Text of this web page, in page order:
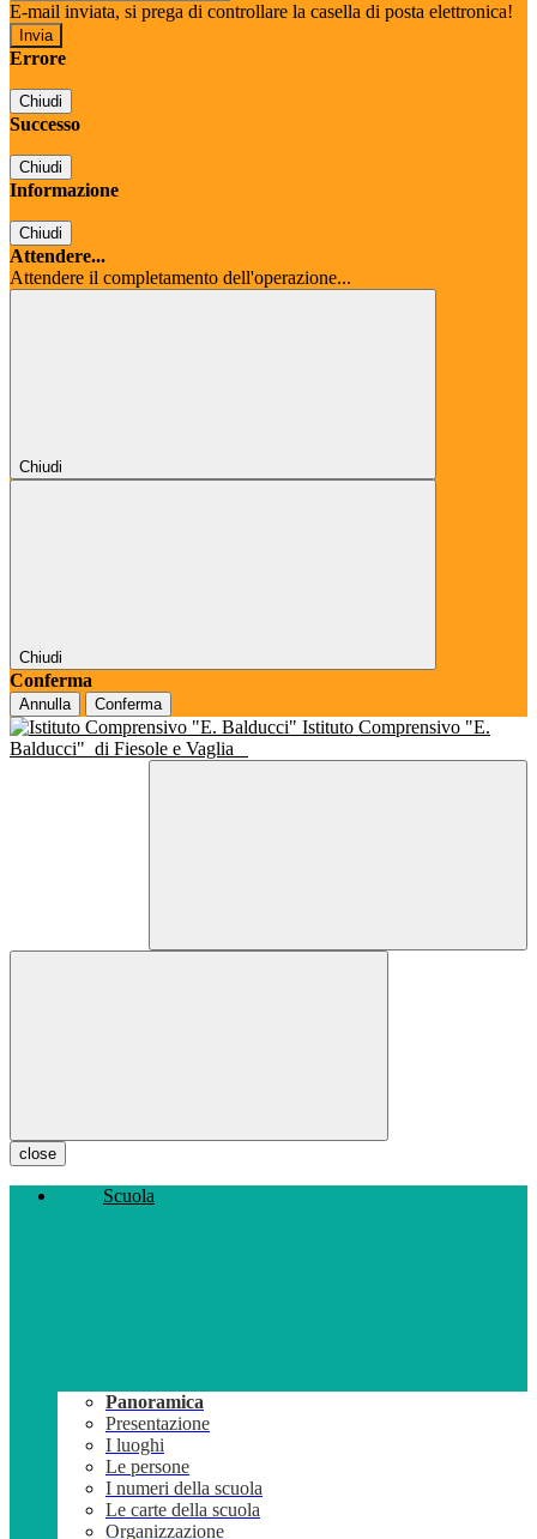
E-mail inviata, si prega di controllare la casella di posta elettronica!
Errore
Chiudi
Successo
Chiudi
Informazione
Chiudi
Attendere...
Attendere il completamento dell'operazione...
Chiudi
Chiudi
Conferma
Annulla Conferma
Istituto Comprensivo "E.
Balducci" di Fiesole e Vaglia
close
Scuola
Panoramica
Presentazione
I luoghi
Le persone
I numeri della scuola
Le carte della scuola
Organizzazione